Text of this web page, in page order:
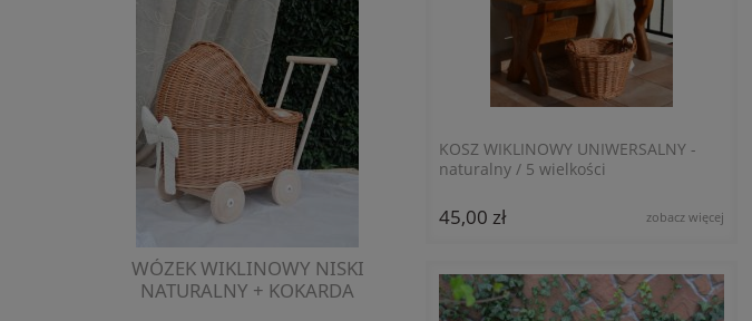
WÓZEK WIKLINOWY NISKI
NATURALNY + KOKARDA
KOSZ WIKLINOWY UNIWERSALNY -
naturalny / 5 wielkości
45,00 zł zobacz więcej